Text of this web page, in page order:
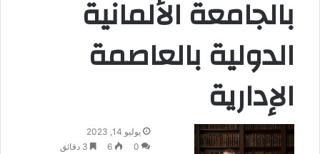
بالجامعة الألمانية
الدولية بالعاصمة
الإدارية
يوليو 14, 2023
0
6